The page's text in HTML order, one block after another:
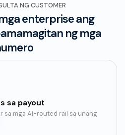
NG CUSTOMER
enterprise ang
ng mga
sa payout
sa mga AI-routed rail sa unang